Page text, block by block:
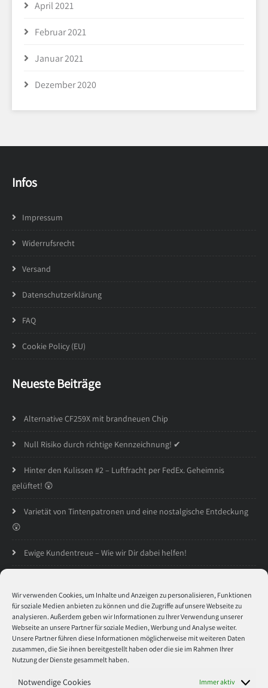
Wir verwenden Cookies, um Inhalte und Anzeigen zu personalisieren, Funktionen
für soziale Medien anbieten zu können und die Zugriffe auf unsere Webseite zu
analysieren. Außerdem geben wir Informationen zu Ihrer Verwendung unserer
Webseite an unsere Partner für soziale Medien, Werbung und Analyse weiter.
Unsere Partner führen diese Informationen möglicherweise mit weiteren Daten
zusammen, die Sie ihnen bereitgestellt haben oder die sie im Rahmen Ihrer
Nutzung der Dienste gesammelt haben.
Notwendige Cookies Immer aktiv
April 2021
Februar 2021
Januar 2021
Dezember 2020
Infos
Impressum
Widerrufsrecht
Versand
Datenschutzerklärung
FAQ
Cookie Policy (EU)
Neueste Beiträge
Alternative CF259X mit brandneuen Chip
Null Risiko durch richtige Kennzeichnung! ✔
Hinter den Kulissen #2 – Luftfracht per FedEx. Geheimnis
gelüftet! 😲
Varietät von Tintenpatronen und eine nostalgische Entdeckung
😲
Ewige Kundentreue – Wie wir Dir dabei helfen!
Öffnungszeiten
Montag 8:30 - 17:00
Dienstag8:30 - 17:00
Mitwoch 8:30 - 17:00